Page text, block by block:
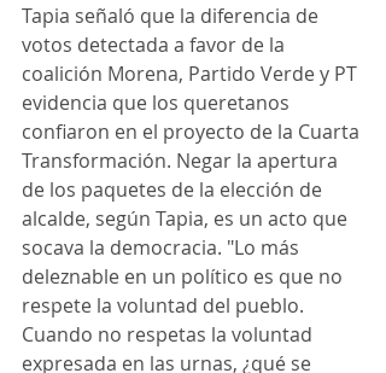
Tapia señaló que la diferencia de
votos detectada a favor de la
coalición Morena, Partido Verde y PT
evidencia que los queretanos
confiaron en el proyecto de la Cuarta
Transformación. Negar la apertura
de los paquetes de la elección de
alcalde, según Tapia, es un acto que
socava la democracia. "Lo más
deleznable en un político es que no
respete la voluntad del pueblo.
Cuando no respetas la voluntad
expresada en las urnas, ¿qué se